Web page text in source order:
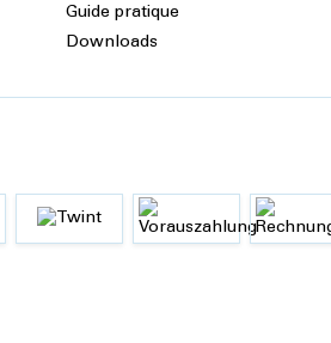
Guide pratique
Downloads